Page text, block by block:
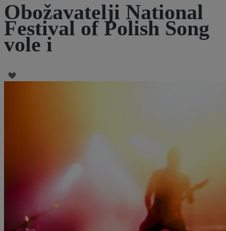
Obožavatelji National
Festival of Polish Song
vole i